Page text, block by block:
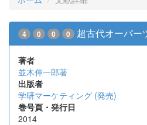
4 0 0 0 超古代オーパー
著者
並木伸一郎著
出版者
学研マーケティング (発売)
巻号頁・発行日
2014